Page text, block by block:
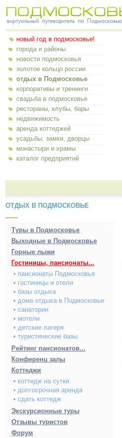
новый год в подмосковье!
города и районы
новости подмосковья
золотое кольцо россии
отдых в Подмосковье
корпоративы и тренинги
свадьба в подмосковье
рестораны, клубы, бары
недвижимость
аренда коттеджей
усадьбы, замки, дворцы
монастыри и храмы
каталог предприятий
ОТДЫХ В ПОДМОСКОВЬЕ
Туры в Подмосковье
Выходные в Подмосковье
Горные лыжи
Гостиницы, пансионаты...
• пансионаты Подмосковья
• гостиницы и отели
• базы отдыха
• дома отдыха в Подмосковье
• санатории
• мотели
• детские лагеря
• туристические базы
Рейтинг пансионатов...
Конференц залы
Коттеджи
• коттедж на сутки
• долгосрочная аренда
• сдать коттедж
Экскурсионные туры
Отзывы туристов
Форум